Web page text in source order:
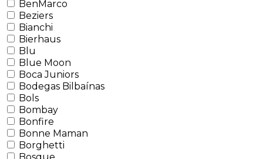
BenMarco
Beziers
Bianchi
Bierhaus
Blu
Blue Moon
Boca Juniors
Bodegas Bilbaínas
Bols
Bombay
Bonfire
Bonne Maman
Borghetti
Bosque